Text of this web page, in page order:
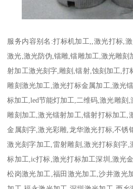
服务内容别名:打标机加工,,激光打标,
激光,激光防伪,镭雕,镭雕加工,激光雕刻
射加工激光刻字,雕刻,镭射,蚀刻加工,打
雕刻激光加工,激光打标金属加工,激光
标加工,led节能灯加工,二维码,激光雕刻
雕刻加工,激光镭射加工,镭射打标加工,
金属刻字,激光彩雕,龙华激光打标,不锈
激光刻字加工,雷射雕刻,激光打标刻字,
标加工,ic打标,激光打标加工深圳,激光
松岗激光加工,福田激光加工,沙井激光